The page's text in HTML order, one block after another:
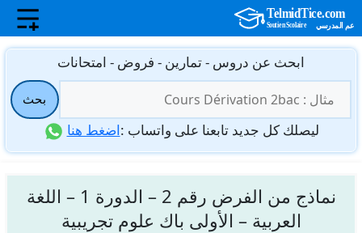
انتقل
المحتوى
ابحث عن دروس - تمارين - فروض - امتحانات
عن:
بحث
ليصلك كل جديد تابعنا على واتساب :اضغط هنا
نماذج من الفرض رقم 2 – الدورة 1 – اللغة
العربية – الأولى باك علوم تجريبية